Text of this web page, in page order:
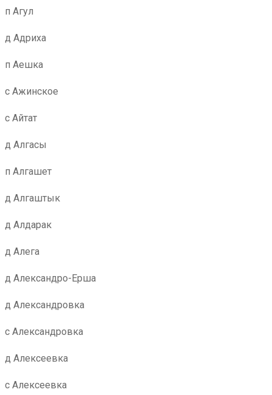
п Агул
д Адриха
п Аешка
с Ажинское
с Айтат
д Алгасы
п Алгашет
д Алгаштык
д Алдарак
д Алега
д Александро-Ерша
д Александровка
с Александровка
д Алексеевка
с Алексеевка